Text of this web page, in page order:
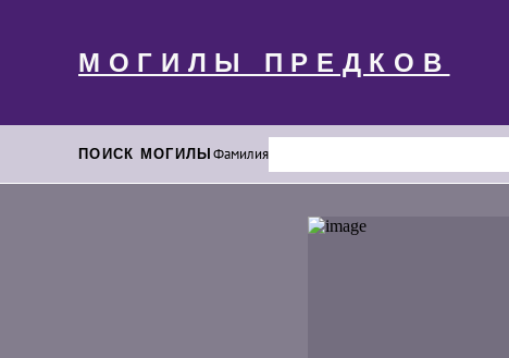
МОГИЛЫ ПРЕДКОВ
ПОИСК МОГИЛЫФамилия